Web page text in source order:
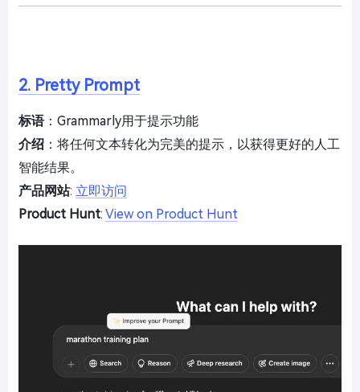
2. Pretty Prompt
标语：Grammarly用于提示功能
介绍 ：将任何文本转化为完美的提示，以获得更好的人工
智能结果。
产品网站: 立即访问
Product Hunt: View on Product Hunt